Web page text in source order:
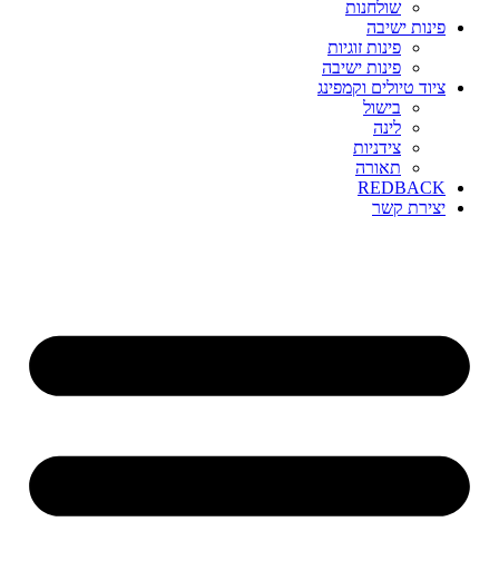
שולחנות
פינות ישיבה
פינות זוגיות
פינות ישיבה
ציוד טיולים וקמפינג
בישול
לינה
צידניות
תאורה
REDBACK
יצירת קשר